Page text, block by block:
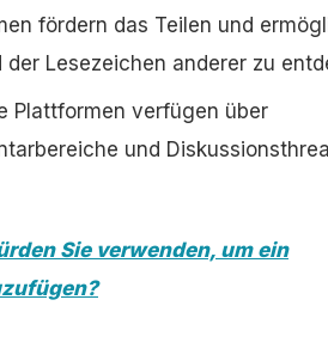
fördern das Teilen und
Lesezeichen anderer zu
Plattformen verfügen über
und
Sie verwenden, um ein